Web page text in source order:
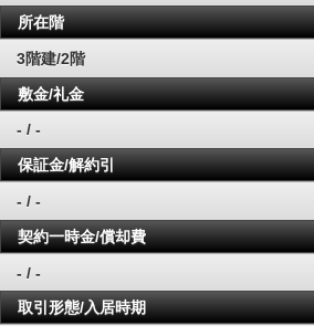
所在階
3階建/2階
敷金/礼金
- / -
保証金/解約引
- / -
契約一時金/償却費
- / -
取引形態/入居時期